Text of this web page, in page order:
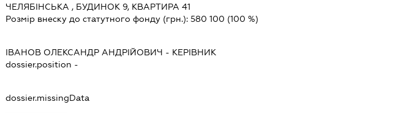
ЧЕЛЯБІНСЬКА , БУДИНОК 9, КВАРТИРА 41
Розмір внеску до статутного фонду (грн.): 580 100 (100 %)
ІВАНОВ ОЛЕКСАНДР АНДРІЙОВИЧ - КЕРІВНИК
dossier.position -
dossier.missingData